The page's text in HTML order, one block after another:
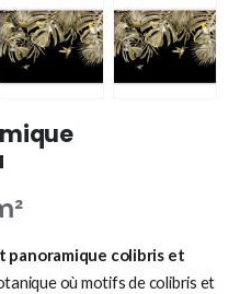
panoramique colibris et
où motifs de colibris et